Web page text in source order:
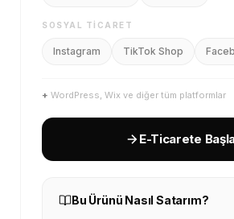
SOSYAL TICARET
Instagram TikTok Shop
+ WordPress, Wix ve diğer tüm platformlar
E-Ticarete
Bu Ürünü Nasıl Satarım?